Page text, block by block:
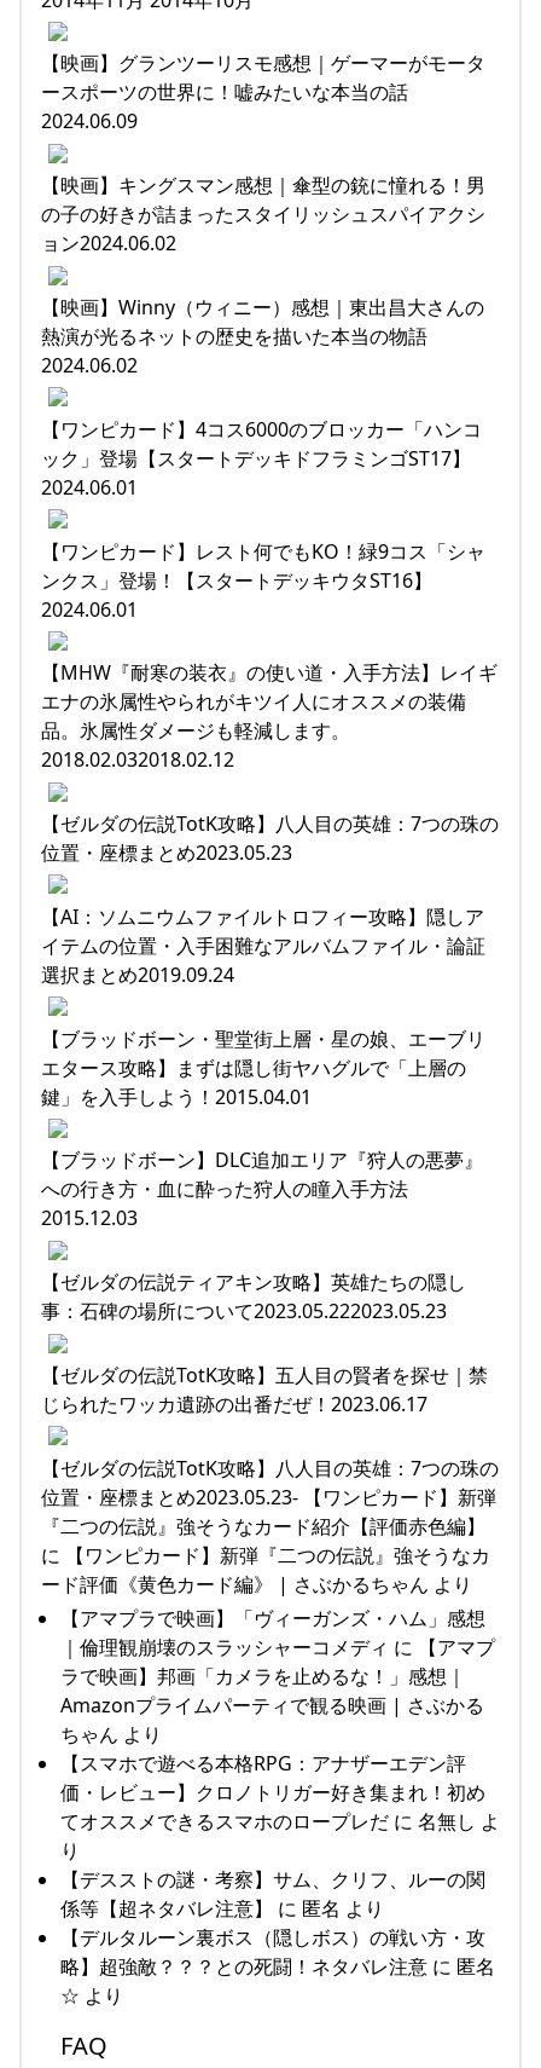
【映画】グランツーリスモ感想｜ゲーマーがモータ
ースポーツの世界に！嘘みたいな本当の話
2024.06.09
【映画】キングスマン感想｜傘型の銃に憧れる！男
の子の好きが詰まったスタイリッシュスパイアクシ
ョン2024.06.02
【映画】Winny（ウィニー）感想｜東出昌大さんの
熱演が光るネットの歴史を描いた本当の物語
2024.06.02
【ワンピカード】4コス6000のブロッカー「ハンコ
ック」登場【スタートデッキドフラミンゴST17】
2024.06.01
【ワンピカード】レスト何でもKO！緑9コス「シャ
ンクス」登場！【スタートデッキウタST16】
2024.06.01
【MHW『耐寒の装衣』の使い道・入手方法】レイギ
エナの氷属性やられがキツイ人にオススメの装備
品。氷属性ダメージも軽減します。
2018.02.032018.02.12
【ゼルダの伝説TotK攻略】八人目の英雄：7つの珠の
位置・座標まとめ2023.05.23
【AI：ソムニウムファイルトロフィー攻略】隠しア
イテムの位置・入手困難なアルバムファイル・論証
選択まとめ2019.09.24
【ブラッドボーン・聖堂街上層・星の娘、エーブリ
エタース攻略】まずは隠し街ヤハグルで「上層の
鍵」を入手しよう！2015.04.01
【ブラッドボーン】DLC追加エリア『狩人の悪夢』
への行き方・血に酔った狩人の瞳入手方法
2015.12.03
【ゼルダの伝説ティアキン攻略】英雄たちの隠し
事：石碑の場所について2023.05.222023.05.23
【ゼルダの伝説TotK攻略】五人目の賢者を探せ｜禁
じられたワッカ遺跡の出番だぜ！2023.06.17
【ゼルダの伝説TotK攻略】八人目の英雄：7つの珠の
位置・座標まとめ2023.05.23- 【ワンピカード】新弾
『二つの伝説』強そうなカード紹介【評価赤色編】
に 【ワンピカード】新弾『二つの伝説』強そうなカ
ード評価《黄色カード編》 | さぶかるちゃん より
【アマプラで映画】「ヴィーガンズ・ハム」感想
｜倫理観崩壊のスラッシャーコメディ に 【アマプ
ラで映画】邦画「カメラを止めるな！」感想｜
Amazonプライムパーティで観る映画 | さぶかる
ちゃん より
【スマホで遊べる本格RPG：アナザーエデン評
価・レビュー】クロノトリガー好き集まれ！初め
てオススメできるスマホのロープレだ に 名無し よ
り
【デスストの謎・考察】サム、クリフ、ルーの関
係等【超ネタバレ注意】 に 匿名 より
【デルタルーン裏ボス（隠しボス）の戦い方・攻
略】超強敵？？？との死闘！ネタバレ注意 に 匿名
☆ より
FAQ